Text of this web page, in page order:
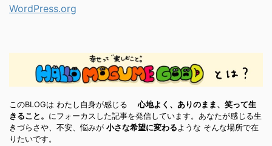
WordPress.org
このBLOGは わたし自身が感じる心地よく、ありのまま、笑って生
きること。 にフォーカスした記事を発信しています。あなたが感じる生
きづらさや、不安、悩みが 小さな希望に変わるような そんな場所で在
りたいです。